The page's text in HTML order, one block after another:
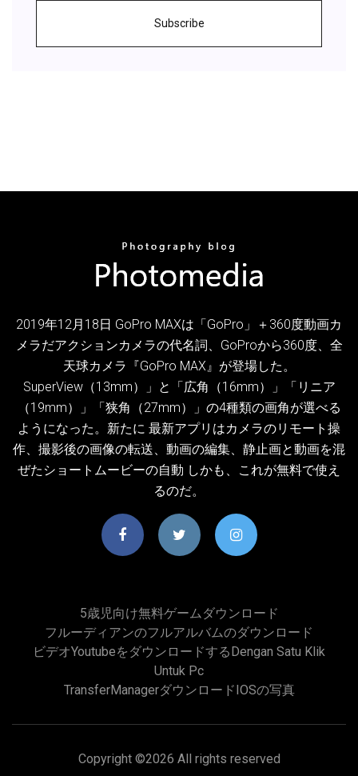
Subscribe
2019年12月18日 GoPro MAXは「GoPro」＋360度動画カ
メラだアクションカメラの代名詞、GoProから360度、全
天球カメラ『GoPro MAX』が登場した。
SuperView（13mm）」と「広角（16mm）」「リニア
（19mm）」「狭角（27mm）」の4種類の画角が選べる
ようになった。新たに 最新アプリはカメラのリモート操
作、撮影後の画像の転送、動画の編集、静止画と動画を混
ぜたショートムービーの自動 しかも、これが無料で使え
るのだ。
5歳児向け無料ゲームダウンロード
フルーディアンのフルアルバムのダウンロード
ビデオyoutubeをダウンロードするdengan Satu Klik
Untuk Pc
TransferManagerダウンロードiOSの写真
Copyright ©2026 All rights reserved